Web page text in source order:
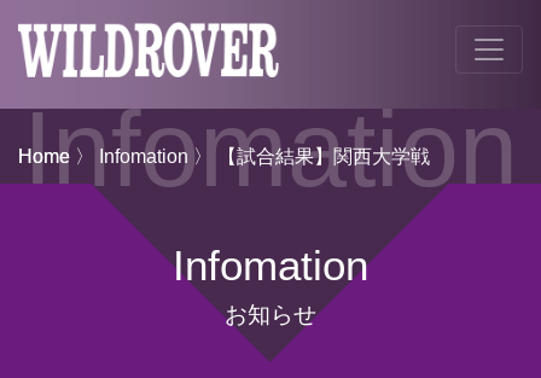
Home
Home 〉 Infomation 〉 【試合結果】関西大学戦
Infomation
Infomation
お知らせ